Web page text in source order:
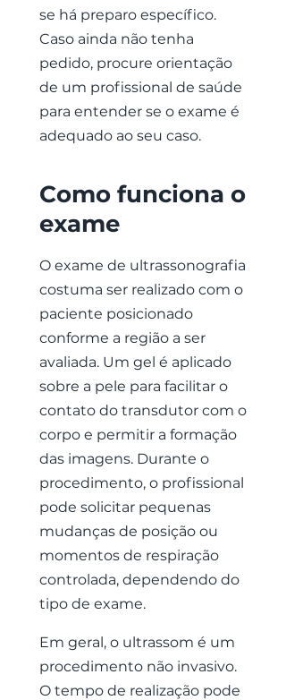
se há preparo específico.
Caso ainda não tenha
pedido, procure orientação
de um profissional de saúde
para entender se o exame é
adequado ao seu caso.
Como funciona o
exame
O exame de ultrassonografia
costuma ser realizado com o
paciente posicionado
conforme a região a ser
avaliada. Um gel é aplicado
sobre a pele para facilitar o
contato do transdutor com o
corpo e permitir a formação
das imagens. Durante o
procedimento, o profissional
pode solicitar pequenas
mudanças de posição ou
momentos de respiração
controlada, dependendo do
tipo de exame.
Em geral, o ultrassom é um
procedimento não invasivo.
O tempo de realização pode